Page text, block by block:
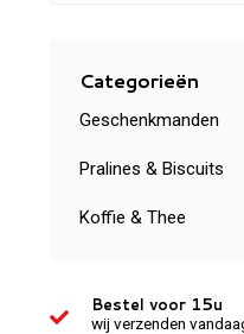
Categorieën
Geschenkmanden
Pralines & Biscuits
Koffie & Thee
Bestel voor 15u
wij verzenden